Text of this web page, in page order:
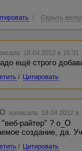
/ Скрыть ветку
18.04.2012 в
ещё строго
/ Цитировать
написала 18.04.2012
"веб-райтер" ? о_О
создание, да.
/ Цитировать